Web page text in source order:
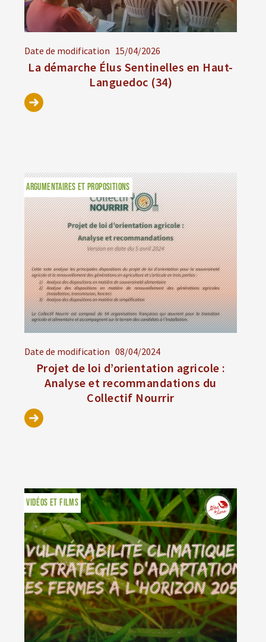
Date de modification 15/04/2026
La démarche Élus Sentinelles en Haut-
Languedoc (34)
Date de modification 08/04/2024
Projet de loi d’orientation agricole :
Analyse et recommandations du
Collectif Nourrir
ARGUMENTAIRES ET PROPOSITIONS
VIDÉOS ET FILMS